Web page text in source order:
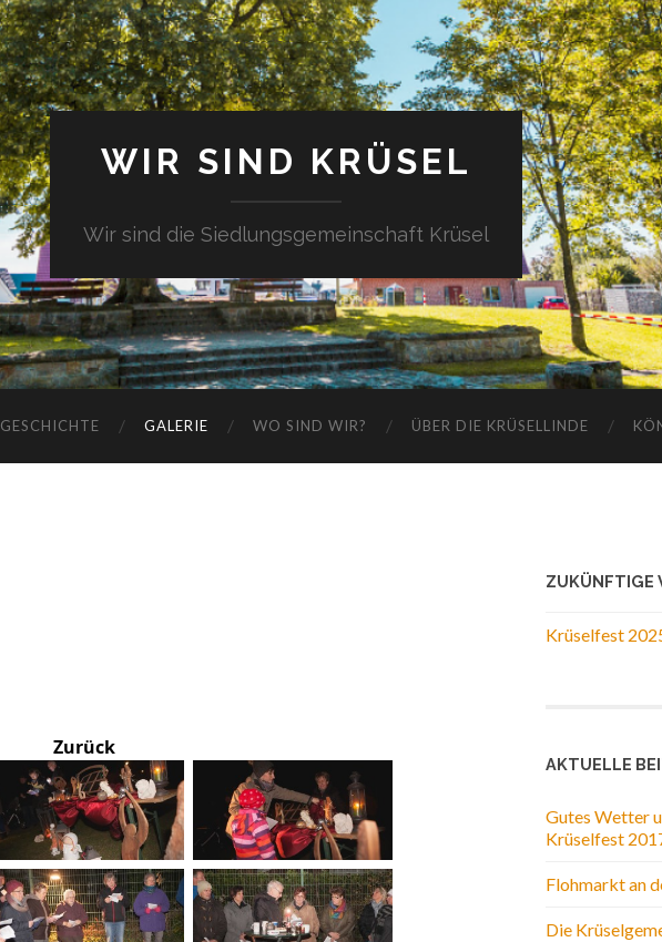
WIR SIND KRÜSEL
Wir sind die Siedlungsgemeinschaft Krüsel
GESCHICHTE GALERIE WO SIND WIR? ÜBER DIE KRÜSELLINDE
Zurück
ZUKÜNFTIGE
Krüselfest
AKTUELLE
Gutes Wetter
Krüselfest
Flohmarkt an
Die